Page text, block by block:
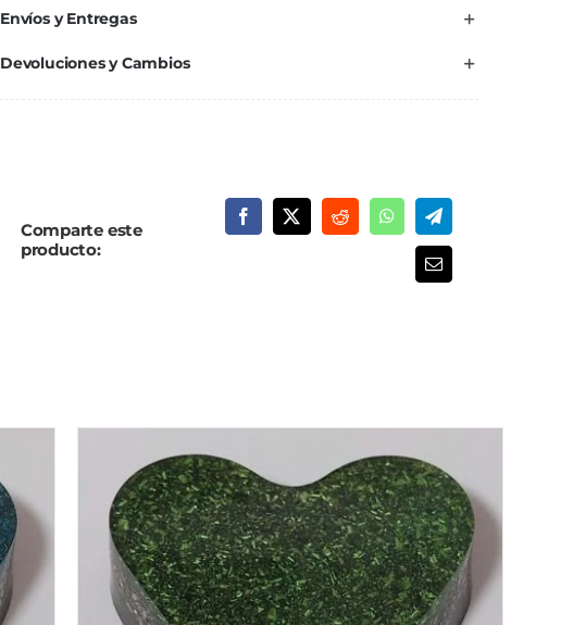
Envíos y Entregas
Devoluciones y Cambios
Comparte este
producto: